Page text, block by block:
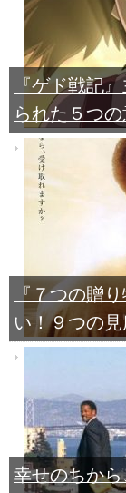
『ゲド戦記
られた５つ
『７つの贈
い！９つの見
幸せのちか